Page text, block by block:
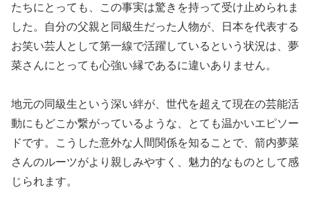
たちにとっても、この事実は驚きを持って受け止められま
した。自分の父親と同級生だった人物が、日本を代表する
お笑い芸人として第一線で活躍しているという状況は、夢
菜さんにとっても心強い縁であるに違いありません。
地元の同級生という深い絆が、世代を超えて現在の芸能活
動にもどこか繋がっているような、とても温かいエピソー
ドです。こうした意外な人間関係を知ることで、箭内夢菜
さんのルーツがより親しみやすく、魅力的なものとして感
じられます。